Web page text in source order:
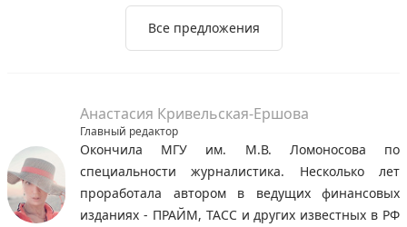
Все предложения
Анастасия Кривельская-Ершова
Главный редактор
Окончила МГУ им. М.В. Ломоносова по
специальности журналистика. Несколько лет
проработала автором в ведущих финансовых
изданиях - ПРАЙМ, ТАСС и других известных в РФ